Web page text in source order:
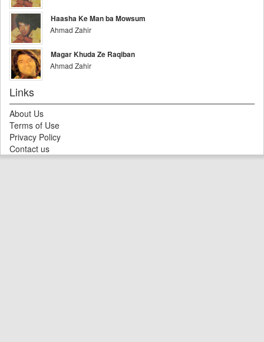
Haasha Ke Man ba Mowsum
Ahmad Zahir
Magar Khuda Ze Raqiban
Ahmad Zahir
Links
About Us
Terms of Use
Privacy Policy
Contact us